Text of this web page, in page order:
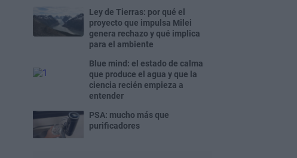
Ley de Tierras: por qué el
proyecto que impulsa Milei
genera rechazo y qué implica
para el ambiente
Blue mind: el estado de calma
que produce el agua y que la
ciencia recién empieza a
entender
PSA: mucho más que
purificadores